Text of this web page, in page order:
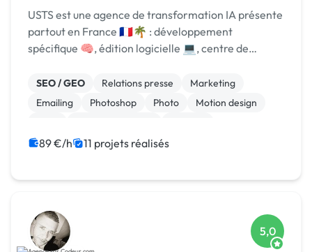
USTS est une agence de transformation IA présente
partout en France 🇫🇷🌴 : développement
spécifique 🧠, édition logicielle 💻, centre de
MASQUÉE] 🏆 !
SEO / GEO Relations presse
Marketing
Emailing
Photoshop Photo
Motion design
89 €/h 11 projets réalisés
5,0